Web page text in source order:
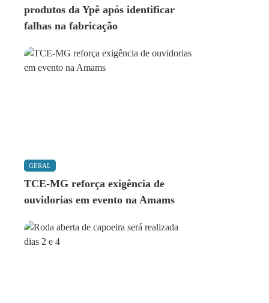
produtos da Ypê após identificar
falhas na fabricação
GERAL
TCE-MG reforça exigência de
ouvidorias em evento na Amams